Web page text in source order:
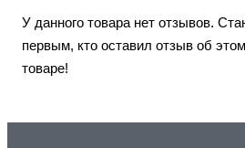
У данного товара нет отзывов.
первым, кто оставил отзыв об этом
товаре!